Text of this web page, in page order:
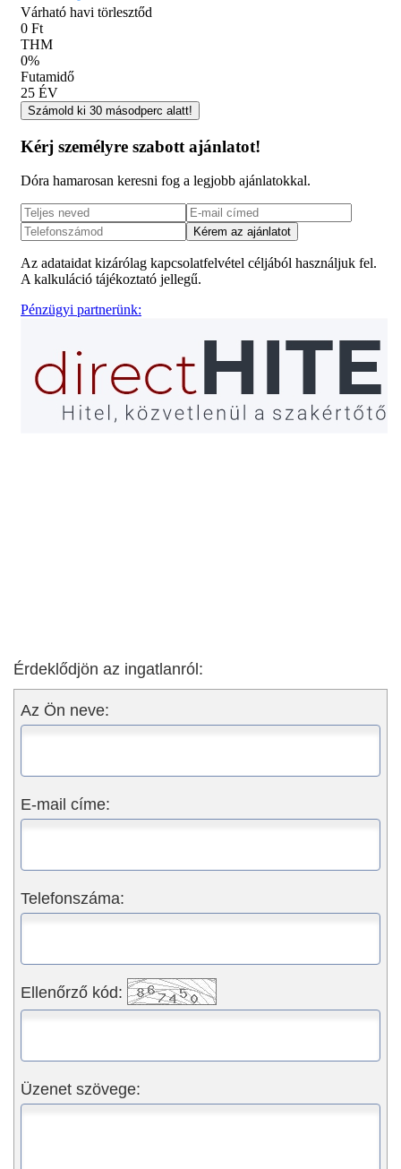
Érdeklődjön az ingatlanról:
Az Ön neve:
E-mail címe:
Telefonszáma:
Ellenőrző kód:
Üzenet szövege: